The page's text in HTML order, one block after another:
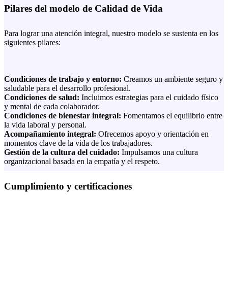
Pilares del modelo de Calidad de Vida
Para lograr una atención integral, nuestro modelo se sustenta en los
siguientes pilares:
Condiciones de trabajo y entorno: Creamos un ambiente seguro y
saludable para el desarrollo profesional.
Condiciones de salud: Incluimos estrategias para el cuidado físico
y mental de cada colaborador.
Condiciones de bienestar integral: Fomentamos el equilibrio entre
la vida laboral y personal.
Acompañamiento integral: Ofrecemos apoyo y orientación en
momentos clave de la vida de los trabajadores.
Gestión de la cultura del cuidado: Impulsamos una cultura
organizacional basada en la empatía y el respeto.
Cumplimiento y certificaciones